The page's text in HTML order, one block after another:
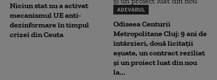
Niciun stat nu a activat
mecanismul UE anti-
dezinformare în timpul
crizei din Ceuta
ADEVARUL
Odiseea Centurii
Metropolitane Cluj: 9 ani de
întârzieri, două licitații
eșuate, un contract reziliat
și un proiect luat din nou
la...